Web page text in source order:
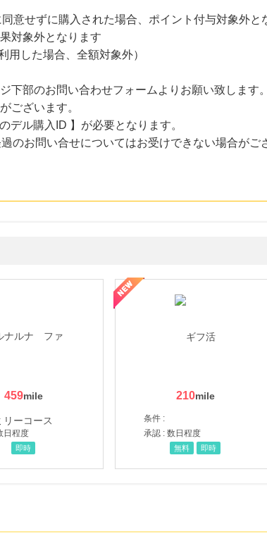
意せずに購入された場合、ポイント付与対象外と
対象外となります
用した場合、全額対象外）
下部のお問い合わせフォームよりお願い致します
ございます。
ル購入ID 】が必要となります。
のお問い合せについてはお受けできない場合がご
459
日程度
即時
210
条件 :
承認 : 数日程度
無料 即時
ークカード《セゾン》